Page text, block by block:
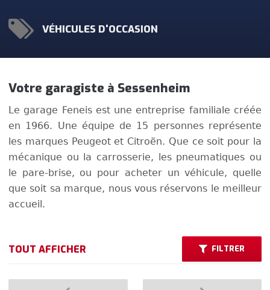
VÉHICULES D'OCCASION
Votre garagiste à Sessenheim
Le garage Feneis est une entreprise familiale créée
en 1966. Une équipe de 15 personnes représente
les marques Peugeot et Citroën. Que ce soit pour la
mécanique ou la carrosserie, les pneumatiques ou
le pare-brise, ou pour acheter un véhicule, quelle
que soit sa marque, nous vous réservons le meilleur
accueil.
FILTRER
VÉHICULES D'OCCASION
TOUT AFFICHER